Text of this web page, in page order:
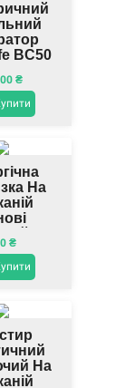
BC50
₴
На
См,
₴
На